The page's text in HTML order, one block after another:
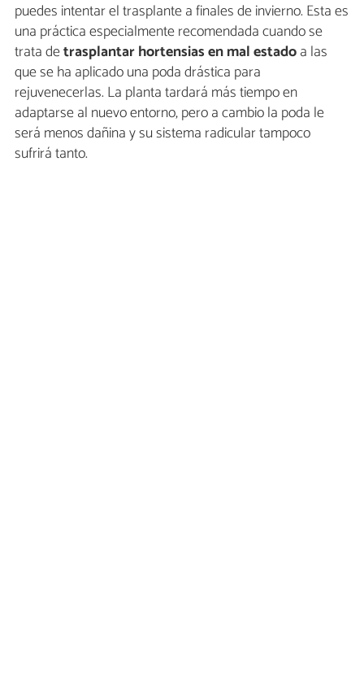
puedes intentar el trasplante a finales de invierno. Esta es
una práctica especialmente recomendada cuando se
trata detrasplantar hortensias en mal estadoa las
que se ha aplicado una poda drástica para
rejuvenecerlas. La planta tardará más tiempo en
adaptarse al nuevo entorno, pero a cambio la poda le
será menos dañina y su sistema radicular tampoco
sufrirá tanto.